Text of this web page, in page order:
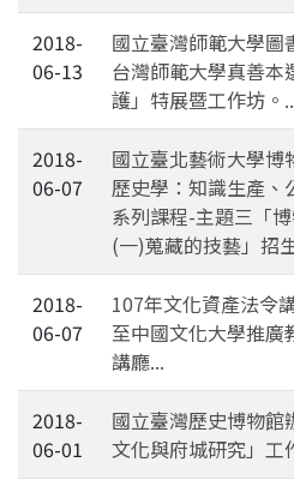
2018-
06-13
國立臺灣師範大學圖
台灣師範大學真善本
護」特展暨工作坊。
2018-
06-07
國立臺北藝術大學博
歷史學：知識生產、
系列課程-主題三「
(一)蒐藏的技藝」招
2018-
06-07
107年文化資產法令
至中國文化大學推廣
講廳...
2018-
06-01
國立臺灣歷史博物館
文化與府城研究」工